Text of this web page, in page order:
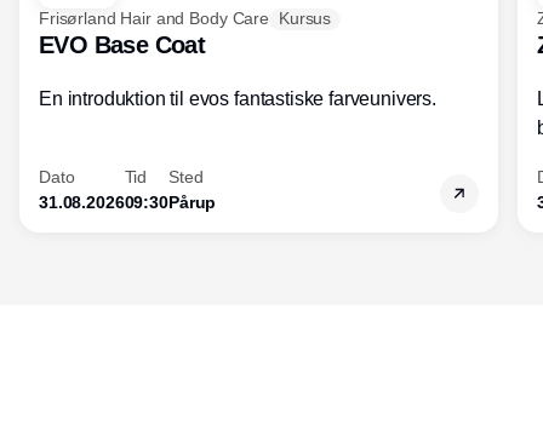
Frisørland Hair and Body Care Kursus
EVO Base Coat
En introduktion til evos fantastiske farveunivers.
Dato
31.08.2026
Tid
09:30
Sted
Pårup